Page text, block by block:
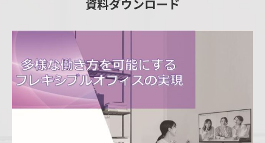
資料ダウンロード